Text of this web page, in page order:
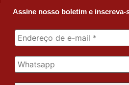
Assine nosso boletim e inscreva-